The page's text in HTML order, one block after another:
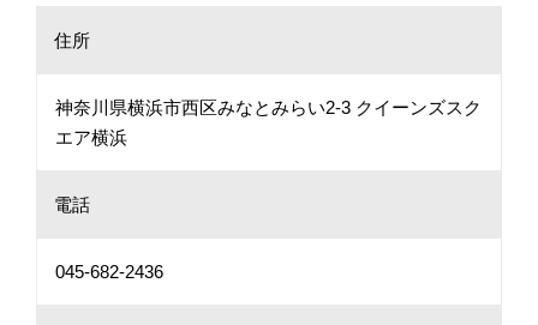
住所
神奈川県横浜市西区みなとみらい2-3 クイーンズスク
エア横浜
電話
045-682-2436